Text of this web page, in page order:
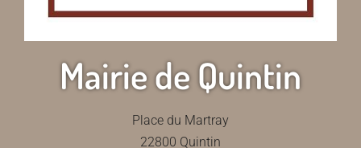
Mairie de Quintin
Place du Martray
22800 Quintin